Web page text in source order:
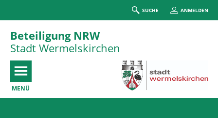
SUCHE ANMELDEN
Beteiligung NRW
Stadt Wermelskirchen
MENÜ